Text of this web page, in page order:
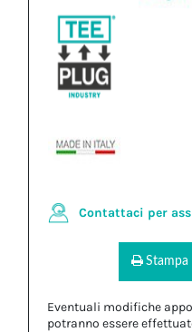
Contattaci per
Stampa
Eventuali modifiche
potranno essere